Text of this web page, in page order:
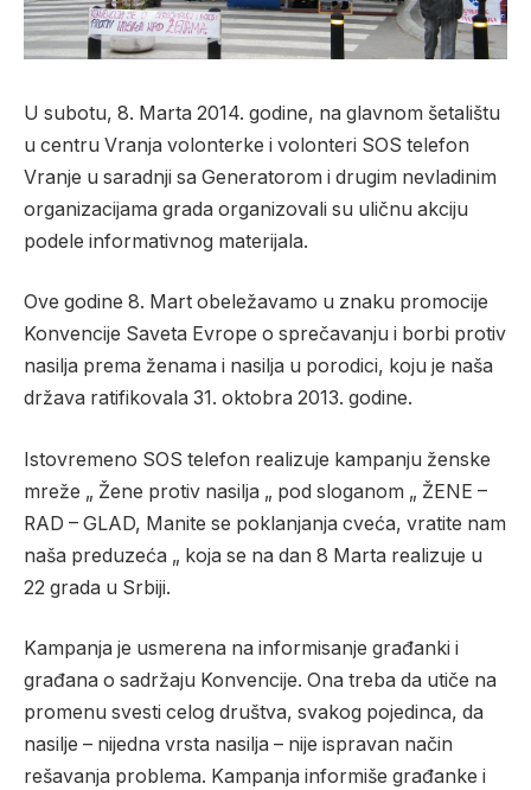
U subotu, 8. Marta 2014. godine, na glavnom šetalištu
u centru Vranja volonterke i volonteri SOS telefon
Vranje u saradnji sa Generatorom i drugim nevladinim
organizacijama grada organizovali su uličnu akciju
podele informativnog materijala.
Ove godine 8. Mart obeležavamo u znaku promocije
Konvencije Saveta Evrope o sprečavanju i borbi protiv
nasilja prema ženama i nasilja u porodici, koju je naša
država ratifikovala 31. oktobra 2013. godine.
Istovremeno SOS telefon realizuje kampanju ženske
mreže „ Žene protiv nasilja „ pod sloganom „ ŽENE –
RAD – GLAD, Manite se poklanjanja cveća, vratite nam
naša preduzeća „ koja se na dan 8 Marta realizuje u
22 grada u Srbiji.
Kampanja je usmerena na informisanje građanki i
građana o sadržaju Konvencije. Ona treba da utiče na
promenu svesti celog društva, svakog pojedinca, da
nasilje – nijedna vrsta nasilja – nije ispravan način
rešavanja problema. Kampanja informiše građanke i